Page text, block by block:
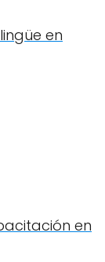
en
en